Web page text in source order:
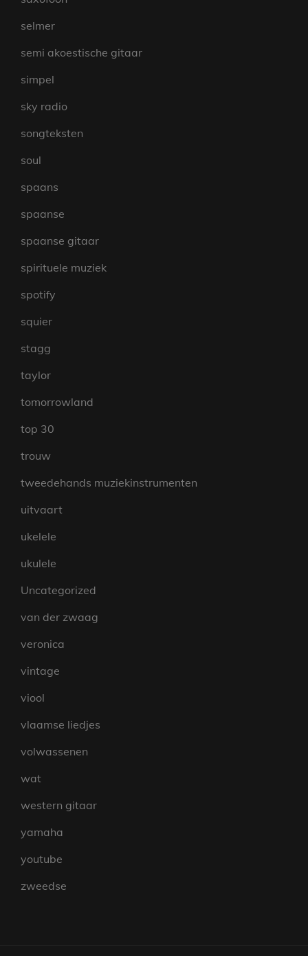
selmer
semi akoestische gitaar
simpel
sky radio
songteksten
soul
spaans
spaanse
spaanse gitaar
spirituele muziek
spotify
squier
stagg
taylor
tomorrowland
top 30
trouw
tweedehands muziekinstrumenten
uitvaart
ukelele
ukulele
Uncategorized
van der zwaag
veronica
vintage
viool
vlaamse liedjes
volwassenen
wat
western gitaar
yamaha
youtube
zweedse